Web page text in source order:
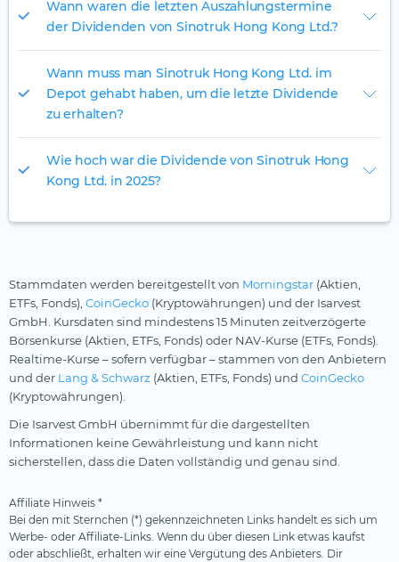
Wann waren die letzten Auszahlungstermine
der Dividenden von Sinotruk Hong Kong Ltd.?
Wann muss man Sinotruk Hong Kong Ltd. im
Depot gehabt haben, um die letzte Dividende
zu erhalten?
Wie hoch war die Dividende von Sinotruk Hong
Kong Ltd. in 2025?
Stammdaten werden bereitgestellt von Morningstar (Aktien,
ETFs, Fonds), CoinGecko (Kryptowährungen) und der Isarvest
GmbH. Kursdaten sind mindestens 15 Minuten zeitverzögerte
Börsenkurse (Aktien, ETFs, Fonds) oder NAV-Kurse (ETFs, Fonds).
Realtime-Kurse – sofern verfügbar – stammen von den Anbietern
und der Lang & Schwarz (Aktien, ETFs, Fonds) und CoinGecko
(Kryptowährungen).
Die Isarvest GmbH übernimmt für die dargestellten
Informationen keine Gewährleistung und kann nicht
sicherstellen, dass die Daten vollständig und genau sind.
Affiliate Hinweis *
Bei den mit Sternchen (*) gekennzeichneten Links handelt es sich um
Werbe- oder Affiliate-Links. Wenn du über diesen Link etwas kaufst
oder abschließt, erhalten wir eine Vergütung des Anbieters. Dir